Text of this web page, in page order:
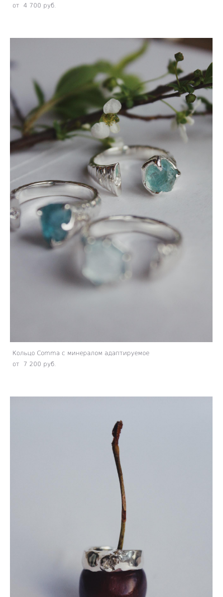
от 4 700 pуб.
Кольцо Comma с минералом адаптируемое
от 7 200 pуб.